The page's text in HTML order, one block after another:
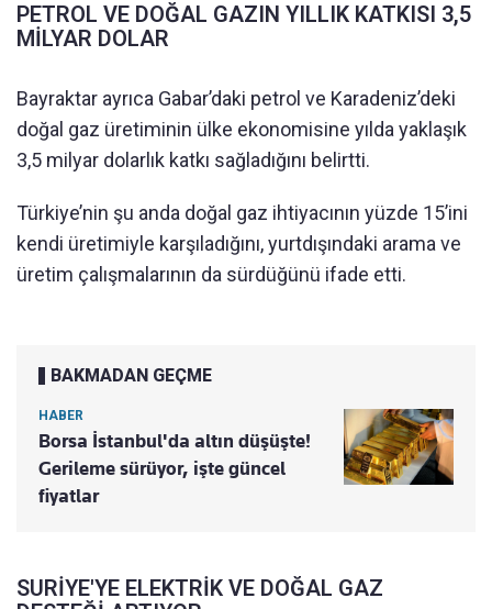
PETROL VE DOĞAL GAZIN YILLIK KATKISI 3,5
MİLYAR DOLAR
Bayraktar ayrıca Gabar’daki petrol ve Karadeniz’deki
doğal gaz üretiminin ülke ekonomisine yılda yaklaşık
3,5 milyar dolarlık katkı sağladığını belirtti.
Türkiye’nin şu anda doğal gaz ihtiyacının yüzde 15’ini
kendi üretimiyle karşıladığını, yurtdışındaki arama ve
üretim çalışmalarının da sürdüğünü ifade etti.
BAKMADAN GEÇME
HABER
Borsa İstanbul'da altın düşüşte!
Gerileme sürüyor, işte güncel
fiyatlar
SURİYE'YE ELEKTRİK VE DOĞAL GAZ